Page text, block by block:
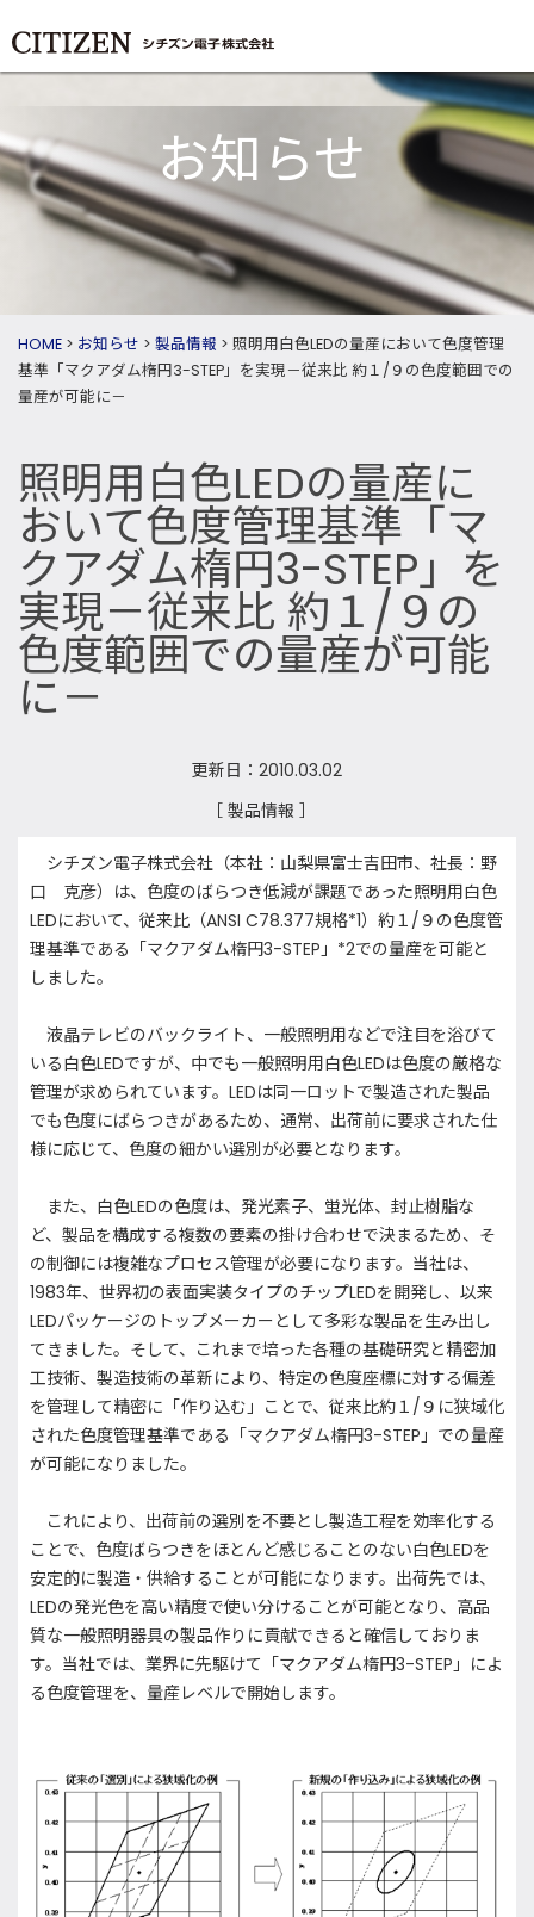
お知らせ
HOME > お知らせ > 製品情報 > 照明用白色LEDの量産において色度管理
基準「マクアダム楕円3-STEP」を実現－従来比 約１/９の色度範囲での
量産が可能に－
照明用白色LEDの量産に
おいて色度管理基準「マ
クアダム楕円3-STEP」を
実現－従来比 約１/９の
色度範囲での量産が可能
に－
更新日：2010.03.02
［ 製品情報 ］
シチズン電子株式会社（本社：山梨県富士吉田市、社長：野
口 克彦）は、色度のばらつき低減が課題であった照明用白色
LEDにおいて、従来比（ANSI C78.377規格*1）約１/９の色度管
理基準である「マクアダム楕円3-STEP」*2での量産を可能と
しました。
液晶テレビのバックライト、一般照明用などで注目を浴びて
いる白色LEDですが、中でも一般照明用白色LEDは色度の厳格な
管理が求められています。LEDは同一ロットで製造された製品
でも色度にばらつきがあるため、通常、出荷前に要求された仕
様に応じて、色度の細かい選別が必要となります。
また、白色LEDの色度は、発光素子、蛍光体、封止樹脂な
ど、製品を構成する複数の要素の掛け合わせで決まるため、そ
の制御には複雑なプロセス管理が必要になります。当社は、
1983年、世界初の表面実装タイプのチップLEDを開発し、以来
LEDパッケージのトップメーカーとして多彩な製品を生み出し
てきました。そして、これまで培った各種の基礎研究と精密加
工技術、製造技術の革新により、特定の色度座標に対する偏差
を管理して精密に「作り込む」ことで、従来比約１/９に狭域化
された色度管理基準である「マクアダム楕円3-STEP」での量産
が可能になりました。
これにより、出荷前の選別を不要とし製造工程を効率化する
ことで、色度ばらつきをほとんど感じることのない白色LEDを
安定的に製造・供給することが可能になります。出荷先では、
LEDの発光色を高い精度で使い分けることが可能となり、高品
質な一般照明器具の製品作りに貢献できると確信しておりま
す。当社では、業界に先駆けて「マクアダム楕円3-STEP」によ
る色度管理を、量産レベルで開始します。